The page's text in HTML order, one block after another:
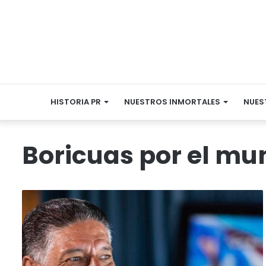
HISTORIA PR NUESTROS INMORTALES
Boricuas por el
Fallece
José
“Piculín”
Ortiz,
eterna
leyenda